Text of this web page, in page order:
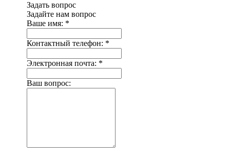
Задать вопрос
Задайте нам вопрос
Ваше имя: *
Контактный телефон: *
Электронная почта: *
Ваш вопрос: